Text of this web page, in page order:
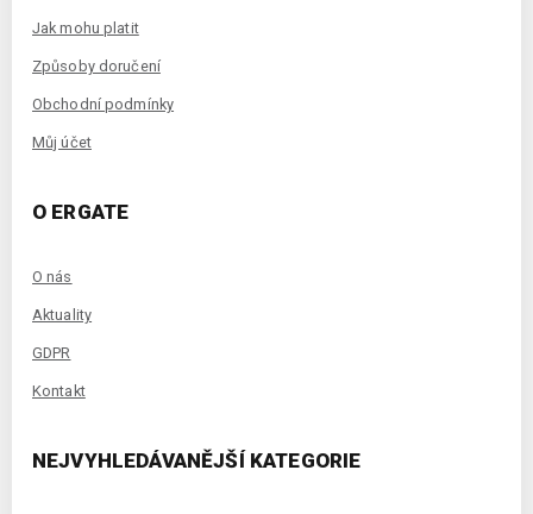
Jak mohu platit
Způsoby doručení
Obchodní podmínky
Můj účet
O ERGATE
O nás
Aktuality
GDPR
Kontakt
NEJVYHLEDÁVANĚJŠÍ KATEGORIE